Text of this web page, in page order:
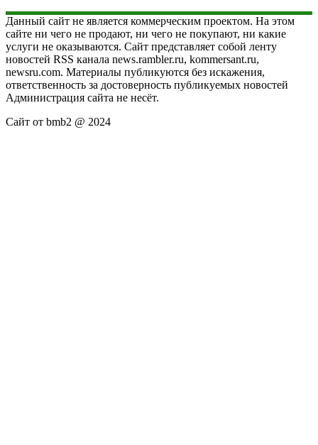
Данный сайт не является коммерческим проектом. На этом
сайте ни чего не продают, ни чего не покупают, ни какие
услуги не оказываются. Сайт представляет собой ленту
новостей RSS канала news.rambler.ru, kommersant.ru,
newsru.com. Материалы публикуются без искажения,
ответственность за достоверность публикуемых новостей
Администрация сайта не несёт.
Сайт от bmb2 @ 2024